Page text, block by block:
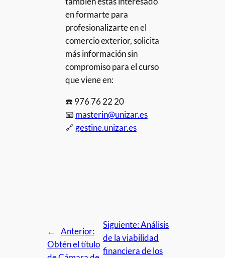
en formarte para
profesionalizarte en el
comercio exterior, solicita
más información sin
compromiso para el curso
que viene en:
☎️ 976 76 22 20
📧 masterin@unizar.es
🔗 gestine.unizar.es
←
Anterior:
Obtén el título
Siguiente:Análisis
de la viabilidad
financiera de los